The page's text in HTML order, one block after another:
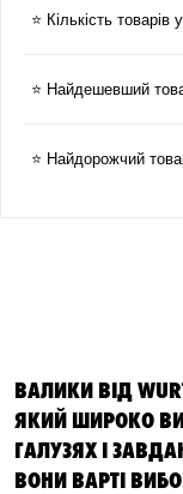
⭐ Кількість товарів
⭐ Найдешевший
⭐ Найдорожчий
ВАЛИКИ ВІД
ЯКИЙ ШИРОКО
ГАЛУЗЯХ І
ВОНИ ВАРТІ